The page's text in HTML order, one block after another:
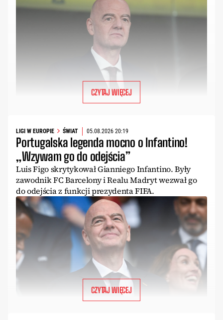
CZYTAJ WIĘCEJ
LIGI W EUROPIE ŚWIAT 05.08.2026 20:19
Portugalska legenda mocno o Infantino!
„Wzywam go do odejścia”
Luis Figo skrytykował Gianniego Infantino. Były
zawodnik FC Barcelony i Realu Madryt wezwał go
do odejścia z funkcji prezydenta FIFA.
CZYTAJ WIĘCEJ